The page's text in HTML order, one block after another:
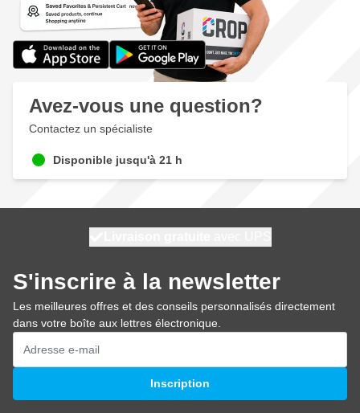
Avez-vous une question?
Contactez un spécialiste
Disponible jusqu'à 21 h
S'inscrire à la newsletter
Les meilleures offres et des conseils personnalisés directement
dans votre boîte aux lettres électronique.
Adresse mail
Inscription